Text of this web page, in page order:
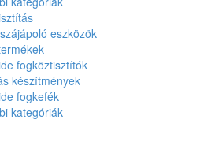
eszközök
fogköztisztítók
készítmények
fogkefék
kategóriák